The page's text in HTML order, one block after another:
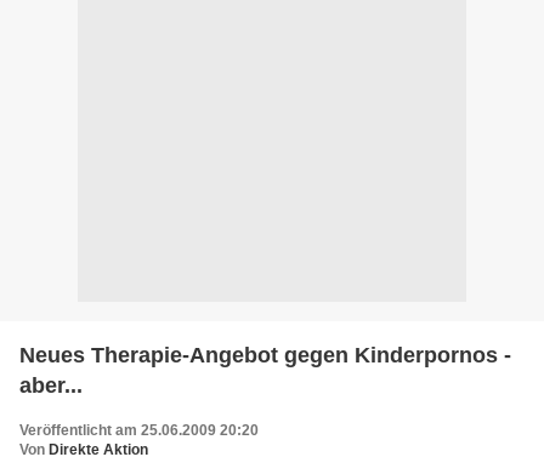
Neues Therapie-Angebot gegen Kinderpornos -
aber...
Veröffentlicht am 25.06.2009 20:20
Von Direkte Aktion